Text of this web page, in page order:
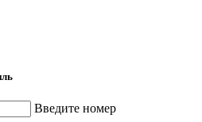
Введите номер